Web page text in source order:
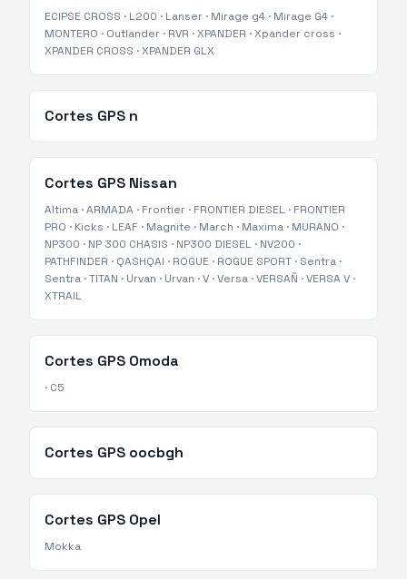
ECIPSE CROSS · L200 · Lanser · Mirage g4 · Mirage G4 ·
MONTERO · Outlander · RVR ·XPANDER ·Xpander cross ·
XPANDER CROSS ·XPANDER GLX
Cortes GPS n
Cortes GPS Nissan
Altima ·ARMADA · Frontier · FRONTIER DIESEL · FRONTIER
PRO · Kicks · LEAF · Magnite · March · Maxima · MURANO ·
NP300 · NP 300 CHASIS · NP300 DIESEL · NV200 ·
PATHFINDER · QASHQAI · ROGUE · ROGUE SPORT · Sentra ·
Sentra ·TITAN · Urvan · Urvan ·V ·Versa ·VERSAÑ ·VERSA V ·
XTRAIL
Cortes GPS Omoda
· C5
Cortes GPS oocbgh
Cortes GPS Opel
Mokka